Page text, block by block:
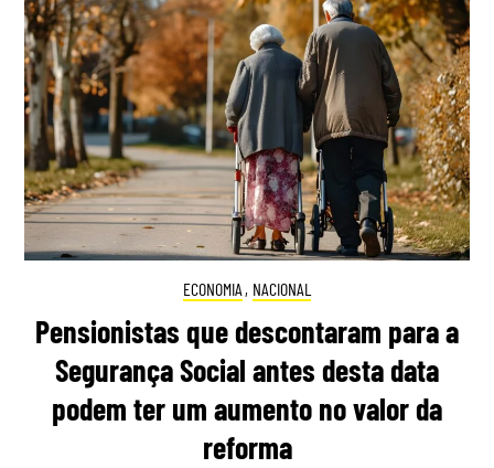
ECONOMIA , NACIONAL
Pensionistas que descontaram para a
Segurança Social antes desta data
podem ter um aumento no valor da
reforma